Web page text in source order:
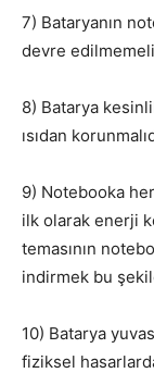
7) Bataryanın
devre
8) Batarya
ısıdan
9) Notebooka
ilk olarak enerji
temasının
indirmek bu
10) Batarya
fiziksel